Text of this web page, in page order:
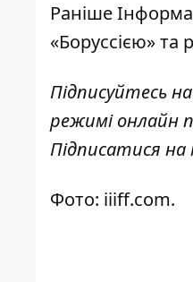
Раніше
«Боруссією» та
Підписуйтесь
режимі онлайн
Підписатися
Фото: iiiff.com.